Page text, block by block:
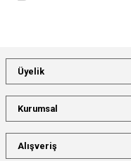
Üyelik
Kurumsal
Alışveriş